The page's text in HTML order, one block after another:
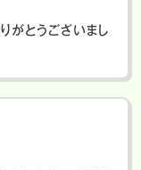
がとうございまし